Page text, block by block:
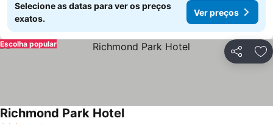
Selecione as datas para ver os preços
exatos.
Ver preços
Partilhar
Escolha popular
Richmond Park HotelVer preços